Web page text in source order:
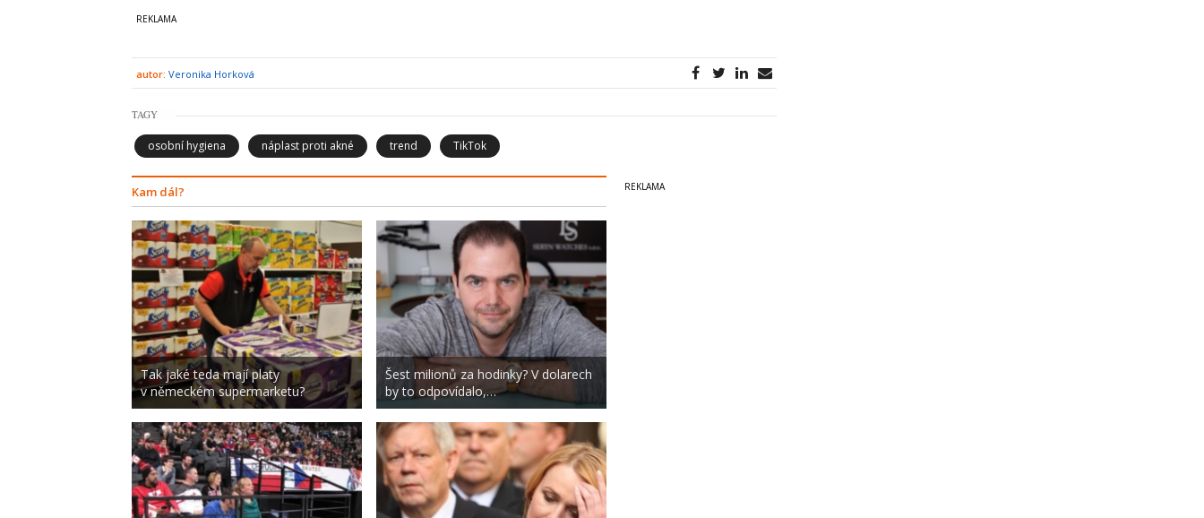
autor: Veronika Horková
TAGY
osobní hygiena náplast proti akné trend TikTok
Kam dál?
Tak jaké teda mají platy
v německém supermarketu?
Šest milionů za hodinky? V dolarech
by to odpovídalo,…